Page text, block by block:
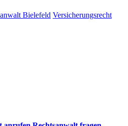
Bielefeld Versicherungsrecht